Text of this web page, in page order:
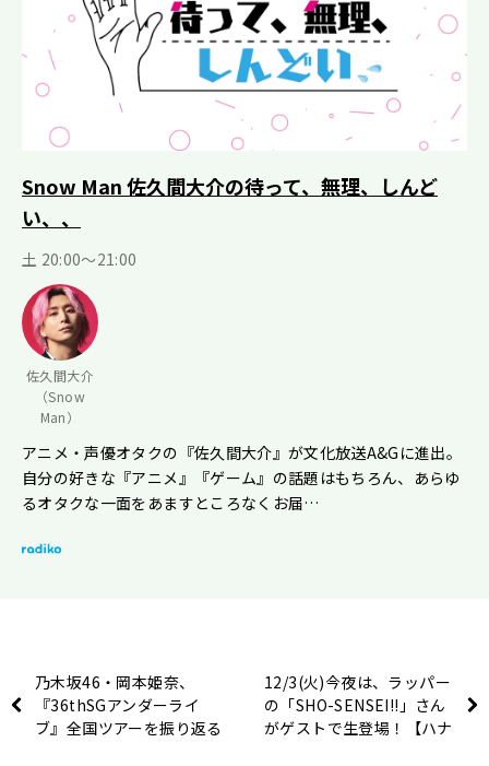
Snow Man 佐久間大介の待って、無理、しんど
い、、
土 20:00～21:00
佐久間大介
（Snow
Man）
アニメ・声優オタクの『佐久間大介』が文化放送A&Gに進出。
自分の好きな『アニメ』『ゲーム』の話題はもちろん、あらゆ
るオタクな一面をあますところなくお届…
乃木坂46・岡本姫奈、
『36thSGアンダーライ
ブ』全国ツアーを振り返る
12/3(火)今夜は、ラッパー
の「SHO-SENSEI!!」さん
がゲストで生登場！【ハナ